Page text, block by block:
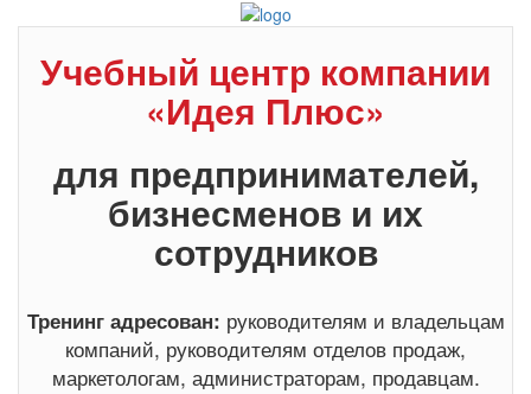
Учебный центр компании
«Идея Плюс»
для предпринимателей,
бизнесменов и их
сотрудников
Тренинг адресован: руководителям и владельцам
компаний, руководителям отделов продаж,
маркетологам, администраторам, продавцам.